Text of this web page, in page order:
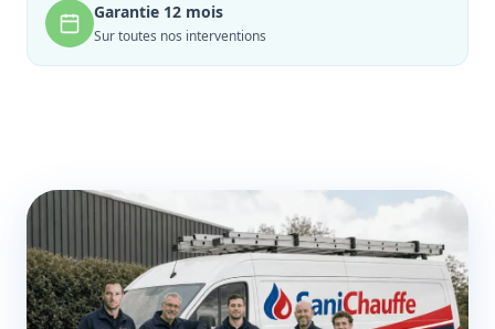
Garantie 12 mois
Sur toutes nos interventions